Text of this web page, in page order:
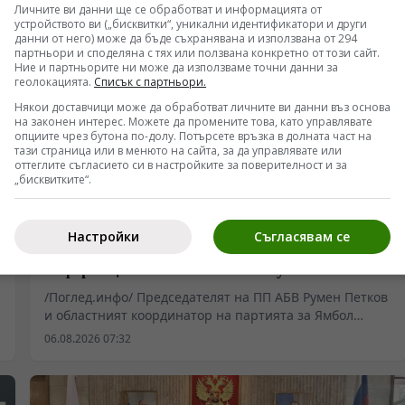
ПП АБВ поиска от четири институции
информация за полетите и обслужването на
чужди военни самолети у нас
/Поглед.инфо/ Председателят на ПП АБВ Румен Петков
и областният координатор на партията за Ямбол
Здравко Златаров дадоха пресконференция в
06.08.2026 07:32
Личните ви данни ще се обработват и информацията от
устройството ви („бисквитки“, уникални идентификатори и други
данни от него) може да бъде съхранявана и използвана от 294
партньори и споделяна с тях или ползвана конкретно от този сайт.
Ние и партньорите ни може да използваме точни данни за
геолокацията. Списък с партньори.
Някои доставчици може да обработват личните ви данни въз основа
на законен интерес. Можете да промените това, като управлявате
опциите чрез бутона по-долу. Потърсете връзка в долната част на
тази страница или в менюто на сайта, за да управлявате или
оттеглите съгласието си в настройките за поверителност и за
„бисквитките“.
Съгласявам се
Настройки